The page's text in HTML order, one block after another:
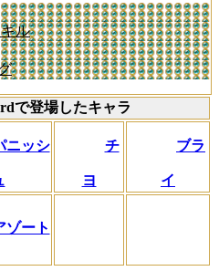
ル
で登場したキャラ
ニッシ チ
ヨ
ブラ
イ
ゾート